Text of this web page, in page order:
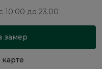
10.00 до 23.00
замер